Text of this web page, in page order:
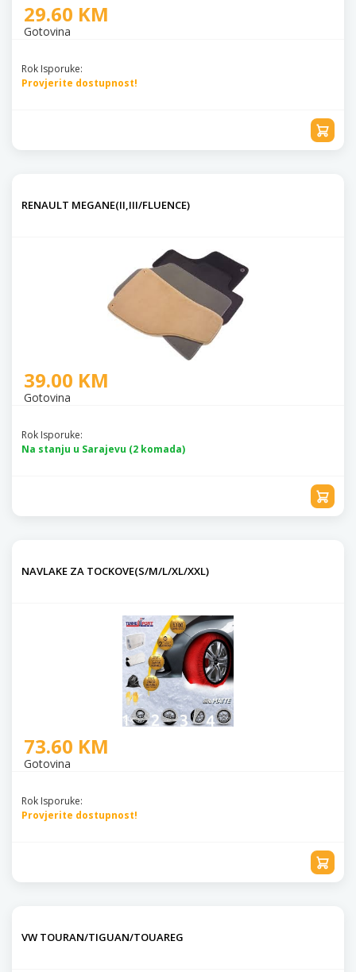
29.60 KM
Gotovina
Rok Isporuke:
Provjerite dostupnost!
RENAULT MEGANE(II,III/FLUENCE)
39.00 KM
Gotovina
Rok Isporuke:
Na stanju u Sarajevu (2 komada)
NAVLAKE ZA TOCKOVE(S/M/L/XL/XXL)
73.60 KM
Gotovina
Rok Isporuke:
Provjerite dostupnost!
VW TOURAN/TIGUAN/TOUAREG